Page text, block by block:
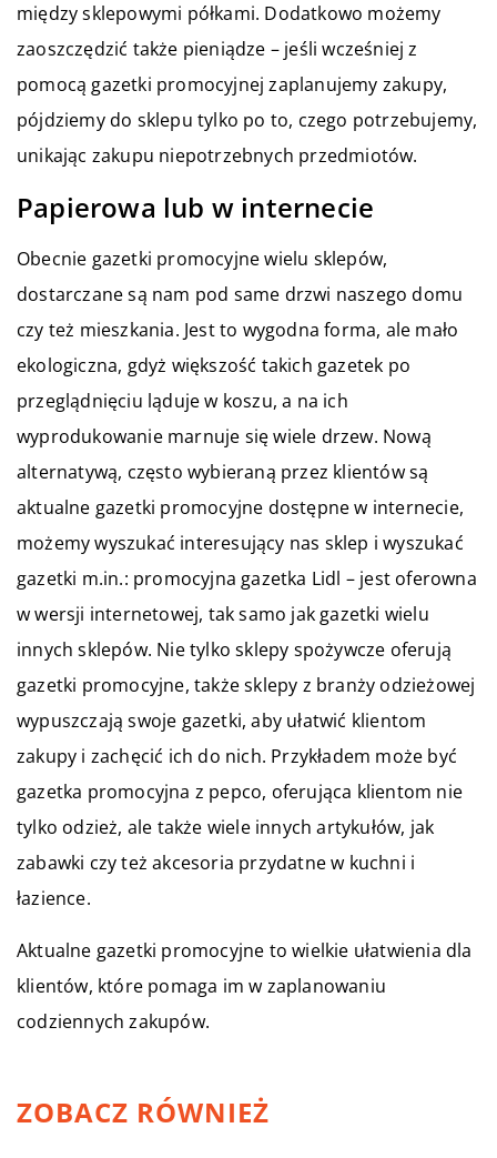
między sklepowymi półkami. Dodatkowo możemy
zaoszczędzić także pieniądze – jeśli wcześniej z
pomocą gazetki promocyjnej zaplanujemy zakupy,
pójdziemy do sklepu tylko po to, czego potrzebujemy,
unikając zakupu niepotrzebnych przedmiotów.
Papierowa lub w internecie
Obecnie gazetki promocyjne wielu sklepów,
dostarczane są nam pod same drzwi naszego domu
czy też mieszkania. Jest to wygodna forma, ale mało
ekologiczna, gdyż większość takich gazetek po
przeglądnięciu ląduje w koszu, a na ich
wyprodukowanie marnuje się wiele drzew. Nową
alternatywą, często wybieraną przez klientów są
aktualne gazetki promocyjne dostępne w internecie,
możemy wyszukać interesujący nas sklep i wyszukać
gazetki m.in.: promocyjna gazetka Lidl – jest oferowna
w wersji internetowej, tak samo jak gazetki wielu
innych sklepów. Nie tylko sklepy spożywcze oferują
gazetki promocyjne, także sklepy z branży odzieżowej
wypuszczają swoje gazetki, aby ułatwić klientom
zakupy i zachęcić ich do nich. Przykładem może być
gazetka promocyjna z pepco, oferująca klientom nie
tylko odzież, ale także wiele innych artykułów, jak
zabawki czy też akcesoria przydatne w kuchni i
łazience.
Aktualne gazetki promocyjne to wielkie ułatwienia dla
klientów, które pomaga im w zaplanowaniu
codziennych zakupów.
ZOBACZ RÓWNIEŻ